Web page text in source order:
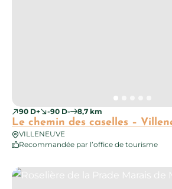
90 D+ -90 D- 8,7 km
Le chemin des caselles –
VILLENEUVE
Recommandée par l’office de tourisme
Roselière de la Prade Marais de